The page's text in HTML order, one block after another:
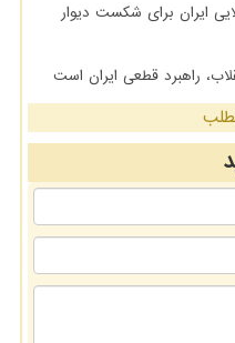
ایران برای شکست دیوار
راهبرد قطعی ایران است